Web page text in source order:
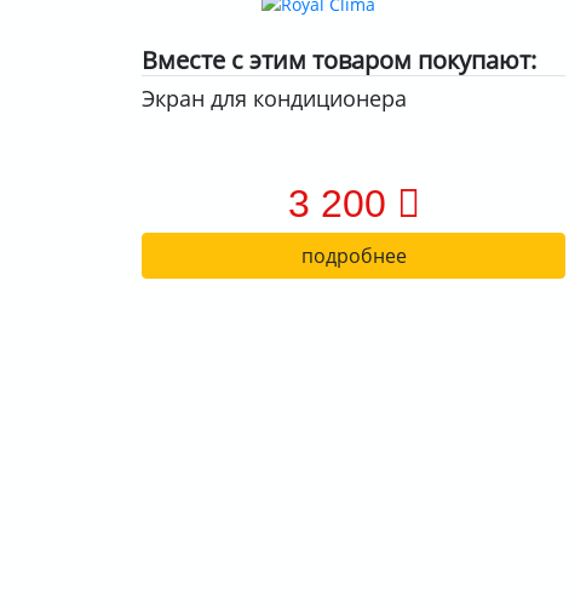
Вместе с этим товаром покупают:
Экран для кондиционера
3 200
подробнее